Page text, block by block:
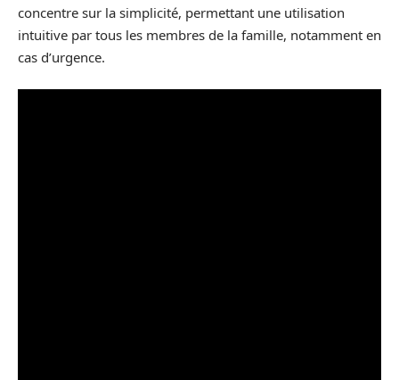
concentre sur la simplicité, permettant une utilisation
intuitive par tous les membres de la famille, notamment en
cas d’urgence.